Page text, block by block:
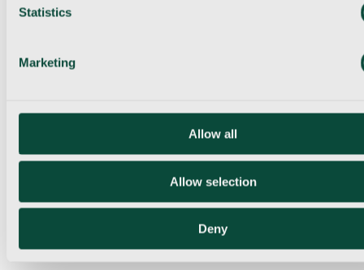
Statistics
Marketing
Allow all
Allow selection
Deny